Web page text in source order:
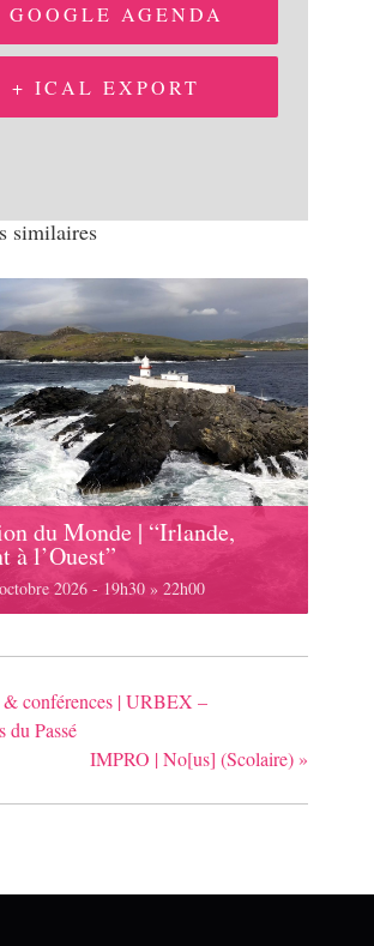
GOOGLE AGENDA
+ ICAL EXPORT
similaires
du Monde | “Irlande,
à l’Ouest”
2026 - 19h30 » 22h00
conférences | URBEX –
du Passé
IMPRO | No[us] (Scolaire) »